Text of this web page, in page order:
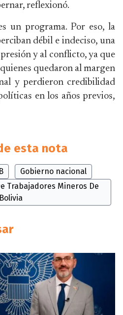
reflexionó.
un programa. Por eso, la
débil e indeciso, una
y al conflicto, ya que
quedaron al margen
y perdieron credibilidad
en los años previos,
esta nota
Gobierno nacional
Trabajadores Mineros De
Bolivia